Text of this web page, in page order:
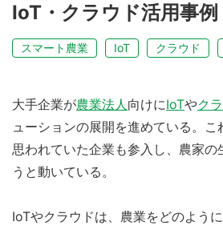
IoT・クラウド活用事例
スマート農業 IoT クラウド
大手企業が農業法人向けにIoTやク
ューションの展開を進めている。こ
思われていた企業も参入し、農家の
うと動いている。
IoTやクラウドは、農業をどのように